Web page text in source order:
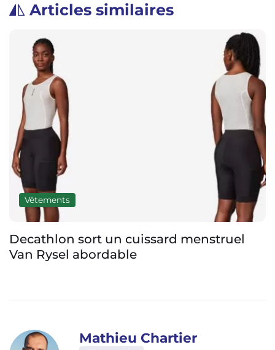
Articles similaires
Vêtements
Decathlon sort un cuissard menstruel
Van Rysel abordable
Mathieu Chartier